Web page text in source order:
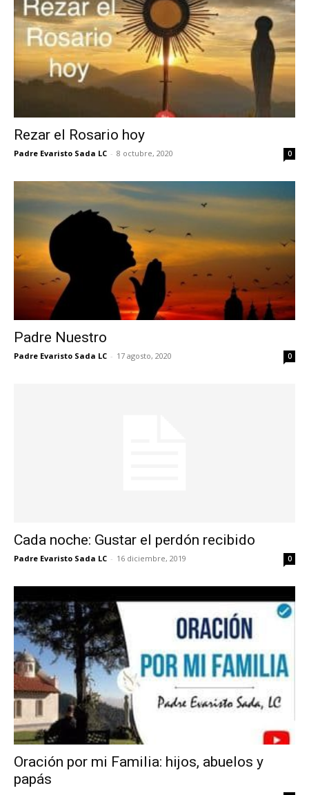
Rezar el Rosario hoy
Padre Evaristo Sada LC - 8 octubre, 2020 0
Padre Nuestro
Padre Evaristo Sada LC - 17 agosto, 2020 0
Cada noche: Gustar el perdón recibido
Padre Evaristo Sada LC - 16 diciembre, 2019 0
Oración por mi Familia: hijos, abuelos y
papás